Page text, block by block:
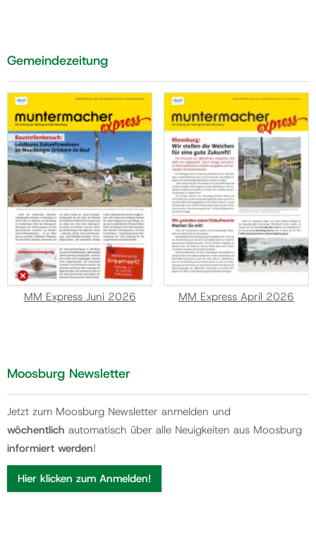
Gemeindezeitung
MM Express Juni 2026 MM Express April 2026
Moosburg Newsletter
Jetzt zum Moosburg Newsletter anmelden und
wöchentlich automatisch über alle Neuigkeiten aus Moosburg
informiert werden!
Hier klicken zum Anmelden!